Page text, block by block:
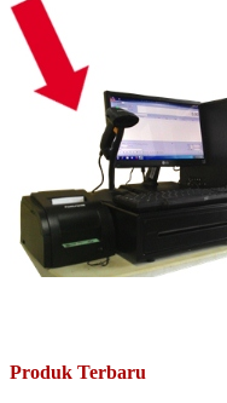
Produk Terbaru